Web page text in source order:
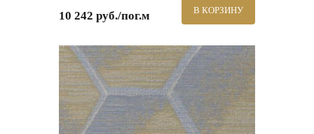
10 242 руб./пог.м В КОРЗИНУ